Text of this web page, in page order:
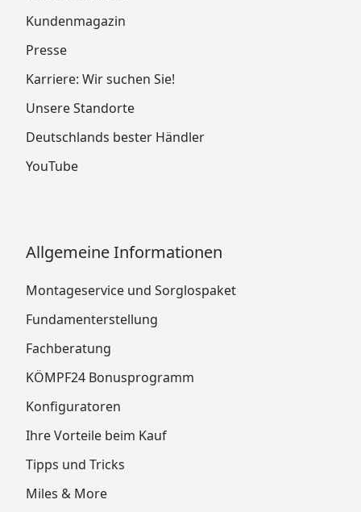
Kundenmagazin
Presse
Karriere: Wir suchen Sie!
Unsere Standorte
Deutschlands bester Händler
YouTube
Allgemeine Informationen
Montageservice und Sorglospaket
Fundamenterstellung
Fachberatung
KÖMPF24 Bonusprogramm
Konfiguratoren
Ihre Vorteile beim Kauf
Tipps und Tricks
Miles & More